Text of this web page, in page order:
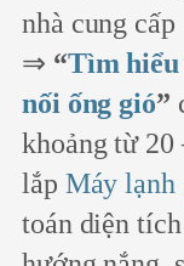
nhà cung cấp
⇒ “Tìm hiểu
nối ống gió”
khoảng từ
lắp Máy lạnh
toán diện